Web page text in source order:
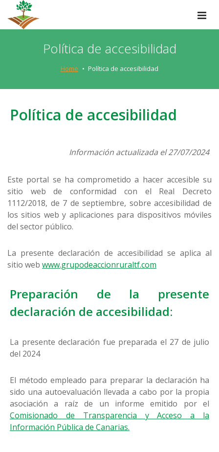
Política de accesibilidad
Home Política de accesibilidad
Política de accesibilidad
Información actualizada el 27/07/2024
Este portal se ha comprometido a hacer accesible su
sitio web de conformidad con el Real Decreto
1112/2018, de 7 de septiembre, sobre accesibilidad de
los sitios web y aplicaciones para dispositivos móviles
del sector público.
La presente declaración de accesibilidad se aplica al
sitio web www.grupodeaccionruraltf.com
Preparación de la presente
declaración de accesibilidad:
La presente declaración fue preparada el 27 de julio
del 2024
El método empleado para preparar la declaración ha
sido una autoevaluación llevada a cabo por la propia
asociación a raíz de un informe emitido por el
Comisionado de Transparencia y Acceso a la
Información Pública de Canarias.